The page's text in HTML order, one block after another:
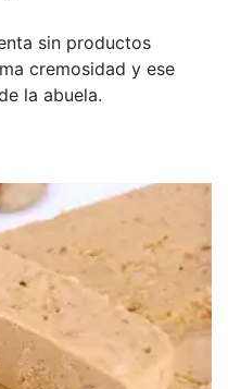
sin productos
cremosidad y ese
la abuela.